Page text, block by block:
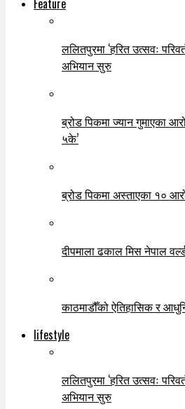
Feature
ललितपुरमा ‘हरित उत्सवः
अभियान सुरु
ब्रोड पिकमा ज्यान गुमाएका
५के’
ब्रोड पिकमा अस्ताएका १०
दीपमाला ढकाल मिस नेपाल
काठमाडौँको ऐतिहासिक र
lifestyle
ललितपुरमा ‘हरित उत्सवः
अभियान सुरु